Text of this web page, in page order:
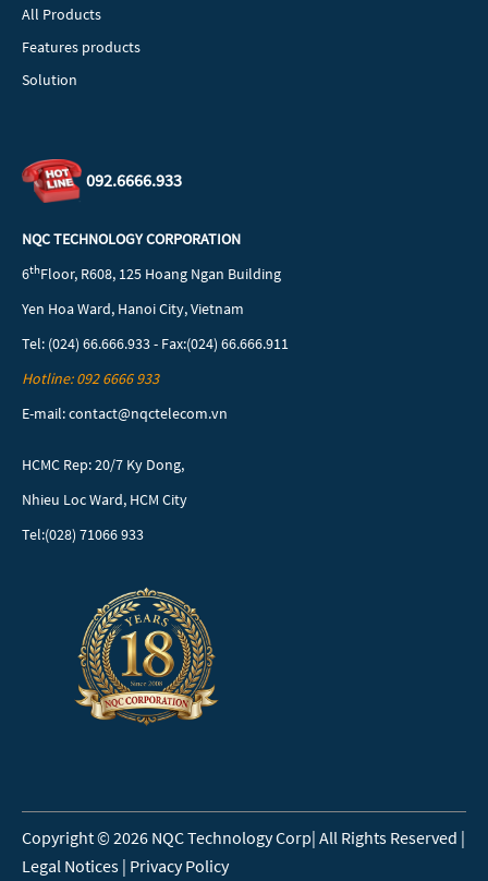
All Products
Features products
Solution
092.6666.933
NQC TECHNOLOGY CORPORATION
6thFloor, R608, 125 Hoang Ngan Building
Yen Hoa Ward, Hanoi City, Vietnam
Tel: (024) 66.666.933 - Fax:(024) 66.666.911
Hotline: 092 6666 933
E-mail: contact@nqctelecom.vn
HCMC Rep: 20/7 Ky Dong,
Nhieu Loc Ward, HCM City
Tel:(028) 71066 933
Copyright © 2026 NQC Technology Corp| All Rights Reserved |
Legal Notices | Privacy Policy